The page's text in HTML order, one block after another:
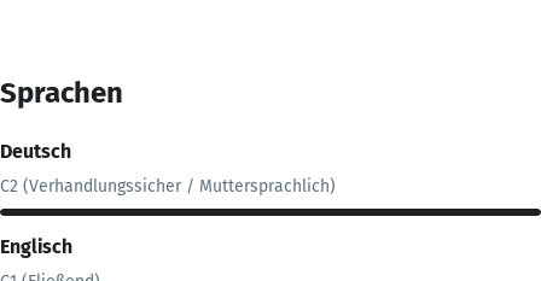
Sprachen
Deutsch
C2 (Verhandlungssicher / Muttersprachlich)
Englisch